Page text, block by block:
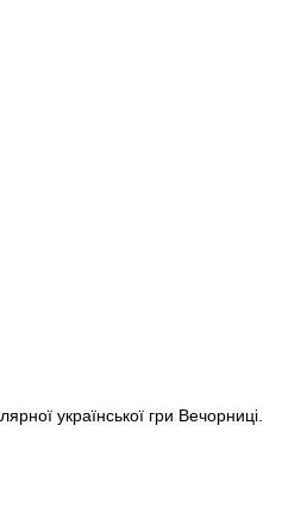
української гри Вечорниці.